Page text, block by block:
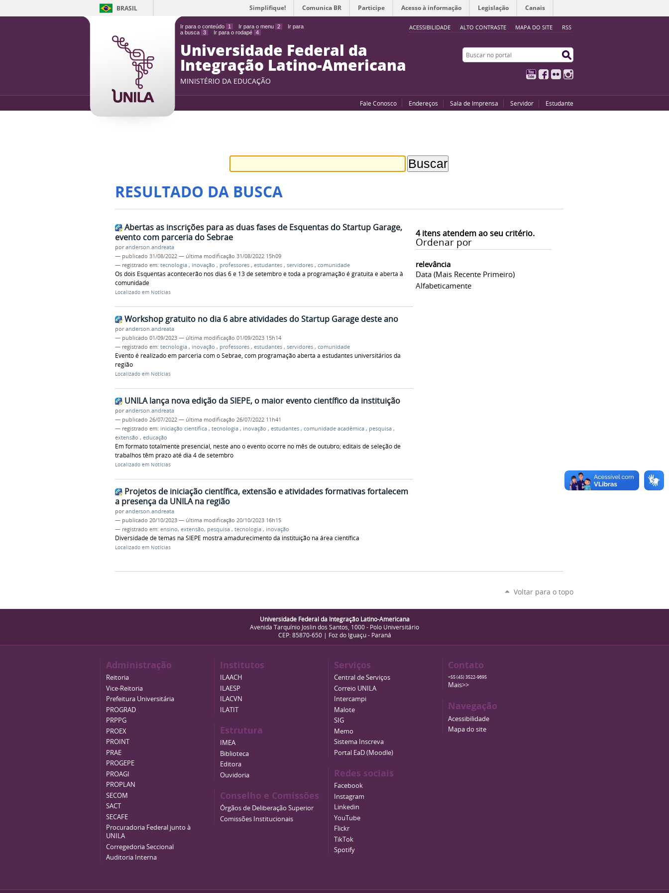
Ir para o conteúdo 1 Ir para o menu 2
Ir para
a busca 3 Ir para o rodapé 4
ACESSIBILIDADE ALTO CONTRASTE MAPA DO SITE RSS
BRASIL Simplifique! Comunica BR Participe Acesso à informação Legislação Canais
Universidade Federal da
Integração Latino-Americana
MINISTÉRIO DA EDUCAÇÃO
Buscar no portal
YouTubeFacebook
Flickr
Fale Conosco Endereços Sala de Imprensa Servidor Estudante
RESULTADO DA BUSCA
4itens atendem ao seu critério.
Ordenar por
relevância
Data (mais Recente Primeiro)
Alfabeticamente
Abertas as inscrições para as duas fases de Esquentas do Startup Garage,
evento com parceria do Sebrae
poranderson.andreata
— publicado 31/08/2022 — última modificação 31/08/2022 15h09
— registrado em: tecnologia , inovação , professores , estudantes , servidores , comunidade
Os dois Esquentas acontecerão nos dias 6 e 13 de setembro e toda a programação é gratuita e aberta à
comunidade
Localizado em Notícias
Workshop gratuito no dia 6 abre atividades do Startup Garage deste ano
poranderson.andreata
— publicado 01/09/2023 — última modificação 01/09/2023 15h14
— registrado em: tecnologia , inovação , professores , estudantes , servidores , comunidade
Evento é realizado em parceria com o Sebrae, com programação aberta a estudantes universitários da
região
Localizado em Notícias
UNILA lança nova edição da SIEPE, o maior evento científico da instituição
poranderson.andreata
— publicado 26/07/2022 — última modificação 26/07/2022 11h41
— registrado em: iniciação científica , tecnologia , inovação , estudantes , comunidade acadêmica , pesquisa ,
extensão , educação
Em formato totalmente presencial, neste ano o evento ocorre no mês de outubro; editais de seleção de
trabalhos têm prazo até dia 4 de setembro
Localizado em Notícias
Projetos de iniciação científica, extensão e atividades formativas fortalecem
a presença da UNILA na região
poranderson.andreata
— publicado 20/10/2023 — última modificação 20/10/2023 16h15
— registrado em: ensino, extensão, pesquisa , tecnologia , inovação
Diversidade de temas na SIEPE mostra amadurecimento da instituição na área científica
Localizado em Notícias
Voltar para o topo
Universidade Federal da Integração Latino-Americana
Avenida Tarquínio Joslin dos Santos, 1000 - Polo Universitário
CEP: 85870-650 | Foz do Iguaçu - Paraná
Administração
Reitoria
Vice-Reitoria
Prefeitura Universitária
PROGRAD
PRPPG
PROEX
PROINT
PRAE
PROGEPE
PROAGI
PROPLAN
SECOM
SACT
SECAFE
Procuradoria Federal junto à
UNILA
Corregedoria Seccional
Auditoria Interna
Institutos
ILAACH
ILAESP
ILACVN
ILATIT
Estrutura
IMEA
Biblioteca
Editora
Ouvidoria
Conselho e Comissões
Órgãos de Deliberação Superior
Comissões Institucionais
Serviços
Central de Serviços
Correio UNILA
Intercampi
Malote
SIG
Memo
Sistema Inscreva
Portal EaD (Moodle)
Redes sociais
Facebook
Instagram
Linkedin
YouTube
Flickr
TikTok
Spotify
Contato
+55 (45) 3522-9695
Mais>>
Navegação
Acessibilidade
Mapa do site